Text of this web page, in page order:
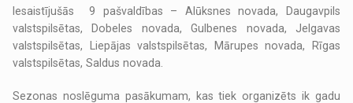
Iesaistījušās 9 pašvaldības – Alūksnes novada, Daugavpils
valstspilsētas, Dobeles novada, Gulbenes novada, Jelgavas
valstspilsētas, Liepājas valstspilsētas, Mārupes novada, Rīgas
valstspilsētas, Saldus novada.
Sezonas noslēguma pasākumam, kas tiek organizēts ik gadu